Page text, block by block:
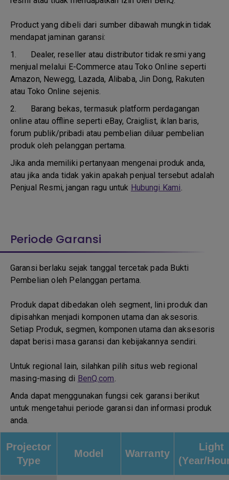
Product yang dibeli dari sumber dibawah mungkin tidak
mendapat jaminan garansi:
1. Dealer, reseller atau distributor tidak resmi yang
menjual melalui E-Commerce atau Toko Online seperti
Amazon, Newegg, Lazada, Alibaba, Jin Dong, Rakuten
atau Toko Online sejenis.
2. Barang bekas, termasuk platform perdagangan
online atau offline seperti eBay, Craiglist, iklan baris,
forum publik/pribadi atau pembelian diluar pembelian
produk oleh pelanggan pertama.
Jika anda memiliki pertanyaan mengenai produk anda,
atau jika anda tidak yakin apakah penjual tersebut adalah
Penjual Resmi, jangan ragu untuk Hubungi Kami.
Periode Garansi
Garansi berlaku sejak tanggal tercetak pada Bukti
Pembelian oleh Pelanggan pertama.
Produk dapat dibedakan oleh segment, lini produk dan
dipisahkan menjadi komponen utama dan aksesoris.
Setiap Produk, segmen, komponen utama dan aksesoris
dapat berisi masa garansi dan kebijakannya sendiri.
Untuk regional lain, silahkan pilih situs web regional
masing-masing di BenQ.com.
Anda dapat menggunakan fungsi cek garansi berikut
untuk mengetahui periode garansi dan informasi produk
anda.
Projector
Type
Model Warranty
Light
(Year/